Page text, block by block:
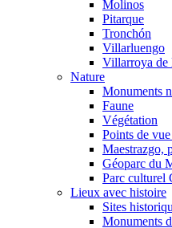
Molinos
Pitarque
Tronchón
Villarluengo
Villarroya de
Nature
Monuments
Faune
Végétation
Points de
Maestrazgo,
Géoparc du
Parc culturel
Lieux avec histoire
Sites
Monuments